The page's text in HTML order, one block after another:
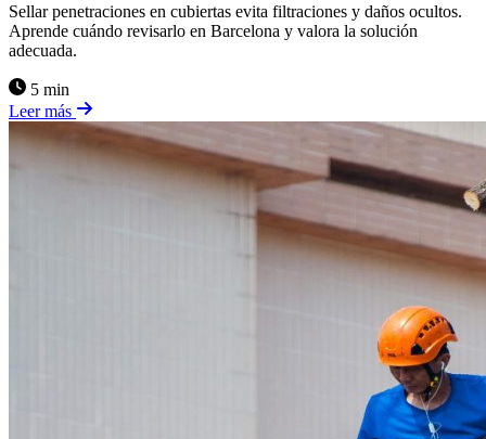
Sellar penetraciones en cubiertas evita filtraciones y daños ocultos.
Aprende cuándo revisarlo en Barcelona y valora la solución
adecuada.
5 min
Leer más